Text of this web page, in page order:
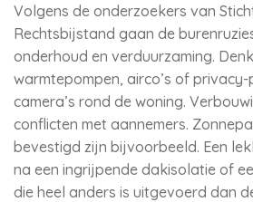
Volgens de onderzoekers van
Rechtsbijstand gaan de
onderhoud en verduurzaming.
warmtepompen, airco’s of
camera’s rond de woning.
conflicten met aannemers.
bevestigd zijn bijvoorbeeld. Een
na een ingrijpende dakisolatie of
die heel anders is uitgevoerd dan